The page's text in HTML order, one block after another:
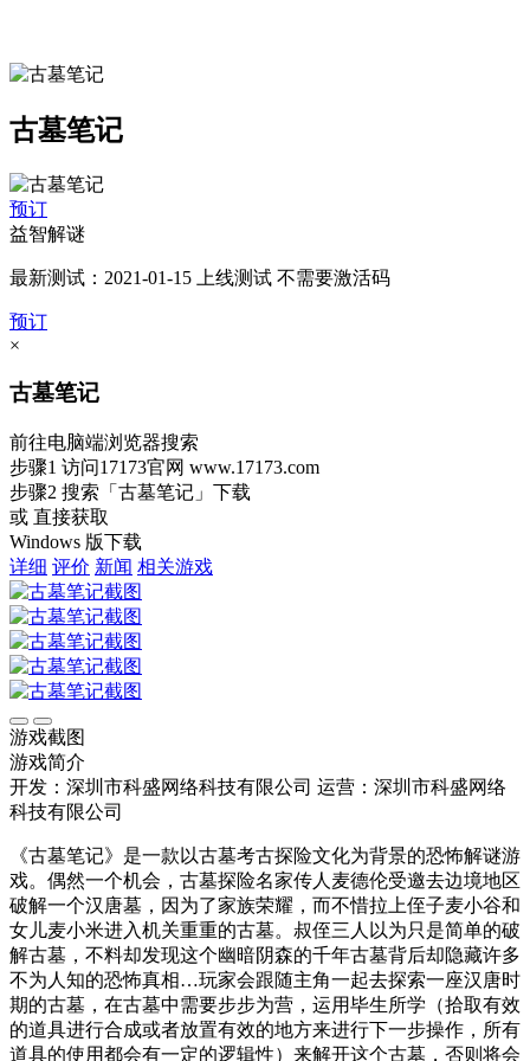
古墓笔记
预订
益智解谜
最新测试：2021-01-15 上线测试 不需要激活码
预订
×
古墓笔记
前往电脑端浏览器搜索
步骤1 访问17173官网 www.17173.com
步骤2 搜索 「古墓笔记」 下载
或 直接获取
Windows 版下载
详细 评价 新闻 相关游戏
游戏截图
游戏简介
开发：深圳市科盛网络科技有限公司 运营：深圳市科盛网络
科技有限公司
《古墓笔记》是一款以古墓考古探险文化为背景的恐怖解谜游
戏。偶然一个机会，古墓探险名家传人麦德伦受邀去边境地区
破解一个汉唐墓，因为了家族荣耀，而不惜拉上侄子麦小谷和
女儿麦小米进入机关重重的古墓。叔侄三人以为只是简单的破
解古墓，不料却发现这个幽暗阴森的千年古墓背后却隐藏许多
不为人知的恐怖真相…玩家会跟随主角一起去探索一座汉唐时
期的古墓，在古墓中需要步步为营，运用毕生所学（拾取有效
的道具进行合成或者放置有效的地方来进行下一步操作，所有
道具的使用都会有一定的逻辑性）来解开这个古墓，否则将会